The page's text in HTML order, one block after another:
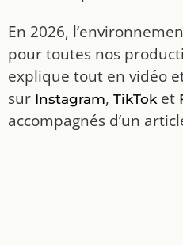
En 2026,
pour toutes nos
explique tout en vidéo
sur Instagram, TikToket
accompagnés d’un